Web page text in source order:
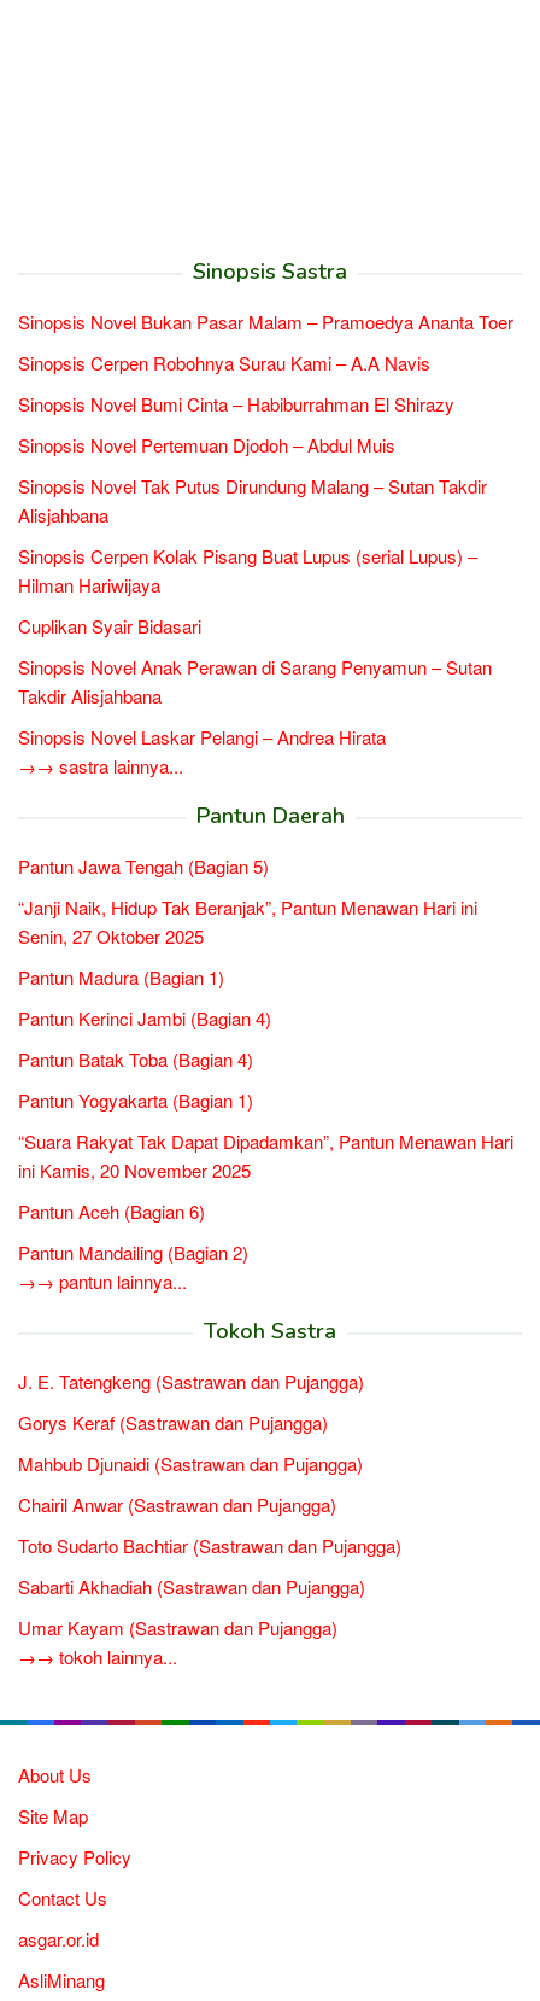
Sinopsis Sastra
Sinopsis Novel Bukan Pasar Malam – Pramoedya Ananta Toer
Sinopsis Cerpen Robohnya Surau Kami – A.A Navis
Sinopsis Novel Bumi Cinta – Habiburrahman El Shirazy
Sinopsis Novel Pertemuan Djodoh – Abdul Muis
Sinopsis Novel Tak Putus Dirundung Malang – Sutan Takdir
Alisjahbana
Sinopsis Cerpen Kolak Pisang Buat Lupus (serial Lupus) –
Hilman Hariwijaya
Cuplikan Syair Bidasari
Sinopsis Novel Anak Perawan di Sarang Penyamun – Sutan
Takdir Alisjahbana
Sinopsis Novel Laskar Pelangi – Andrea Hirata
→→ sastra lainnya...
Pantun Daerah
Pantun Jawa Tengah (Bagian 5)
“Janji Naik, Hidup Tak Beranjak”, Pantun Menawan Hari ini
Senin, 27 Oktober 2025
Pantun Madura (Bagian 1)
Pantun Kerinci Jambi (Bagian 4)
Pantun Batak Toba (Bagian 4)
Pantun Yogyakarta (Bagian 1)
“Suara Rakyat Tak Dapat Dipadamkan”, Pantun Menawan Hari
ini Kamis, 20 November 2025
Pantun Aceh (Bagian 6)
Pantun Mandailing (Bagian 2)
→→ pantun lainnya...
Tokoh Sastra
J. E. Tatengkeng (Sastrawan dan Pujangga)
Gorys Keraf (Sastrawan dan Pujangga)
Mahbub Djunaidi (Sastrawan dan Pujangga)
Chairil Anwar (Sastrawan dan Pujangga)
Toto Sudarto Bachtiar (Sastrawan dan Pujangga)
Sabarti Akhadiah (Sastrawan dan Pujangga)
Umar Kayam (Sastrawan dan Pujangga)
→→ tokoh lainnya...
About Us
Site Map
Privacy Policy
Contact Us
asgar.or.id
AsliMinang